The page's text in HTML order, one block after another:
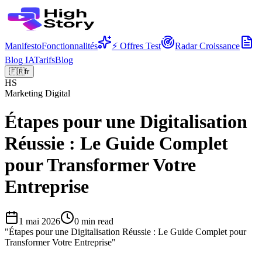
ManifestoFonctionnalités ⚡ Offres Test
Radar Croissance
Blog IATarifsBlog
🇫🇷fr
HS
Marketing Digital
Étapes pour une Digitalisation
Réussie : Le Guide Complet
pour Transformer Votre
Entreprise
1 mai 2026 0 min read
"Étapes pour une Digitalisation Réussie : Le Guide Complet pour
Transformer Votre Entreprise"